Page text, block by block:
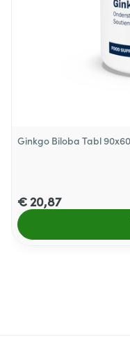
Ginkgo Biloba Tabl
€ 20,87